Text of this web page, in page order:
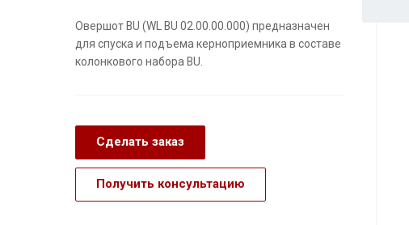
Овершот BU (WL BU 02.00.00.000) предназначен
для спуска и подъема керноприемника в составе
колонкового набора BU.
Сделать заказ
Получить консультацию